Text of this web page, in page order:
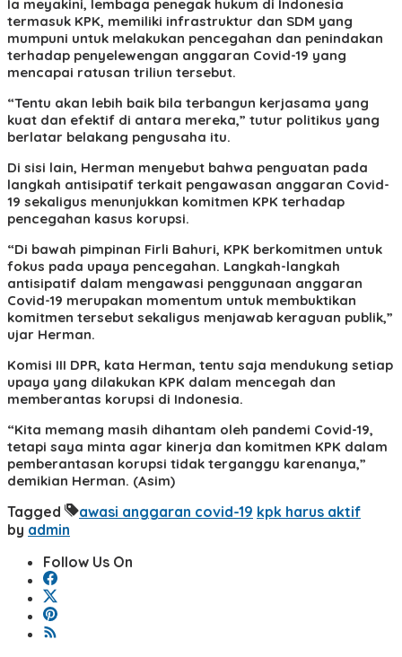
Ia meyakini, lembaga penegak hukum di Indonesia
termasuk KPK, memiliki infrastruktur dan SDM yang
mumpuni untuk melakukan pencegahan dan penindakan
terhadap penyelewengan anggaran Covid-19 yang
mencapai ratusan triliun tersebut.
“Tentu akan lebih baik bila terbangun kerjasama yang
kuat dan efektif di antara mereka,” tutur politikus yang
berlatar belakang pengusaha itu.
Di sisi lain, Herman menyebut bahwa penguatan pada
langkah antisipatif terkait pengawasan anggaran Covid-
19 sekaligus menunjukkan komitmen KPK terhadap
pencegahan kasus korupsi.
“Di bawah pimpinan Firli Bahuri, KPK berkomitmen untuk
fokus pada upaya pencegahan. Langkah-langkah
antisipatif dalam mengawasi penggunaan anggaran
Covid-19 merupakan momentum untuk membuktikan
komitmen tersebut sekaligus menjawab keraguan publik,”
ujar Herman.
Komisi III DPR, kata Herman, tentu saja mendukung setiap
upaya yang dilakukan KPK dalam mencegah dan
memberantas korupsi di Indonesia.
“Kita memang masih dihantam oleh pandemi Covid-19,
tetapi saya minta agar kinerja dan komitmen KPK dalam
pemberantasan korupsi tidak terganggu karenanya,”
demikian Herman. (Asim)
Tagged awasi anggaran covid-19 kpk harus aktif
by admin
Follow Us On